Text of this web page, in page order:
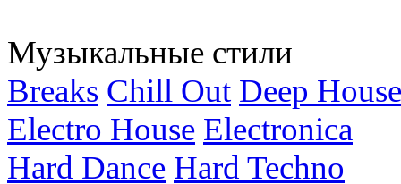
Музыкальные стили
Breaks Chill Out Deep House
Electro House Electronica
Hard Dance Hard Techno